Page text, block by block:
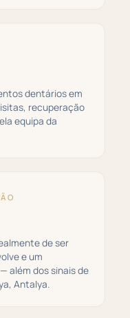
dentários em
recuperação
equipa da
de ser
e um
além dos sinais de
Antalya.